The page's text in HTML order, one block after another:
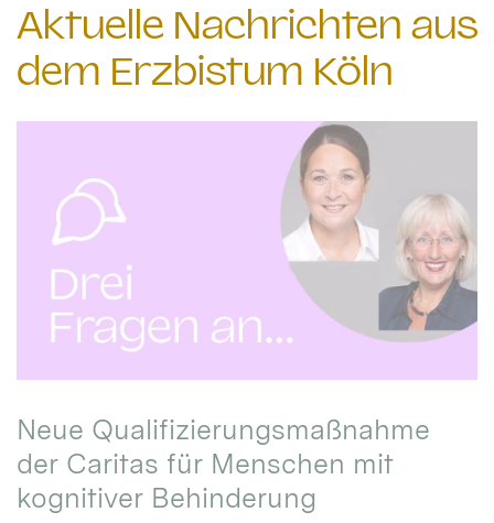
Aktuelle Nachrichten aus
dem Erzbistum Köln
Neue Qualifizierungsmaßnahme
der Caritas für Menschen mit
kognitiver Behinderung